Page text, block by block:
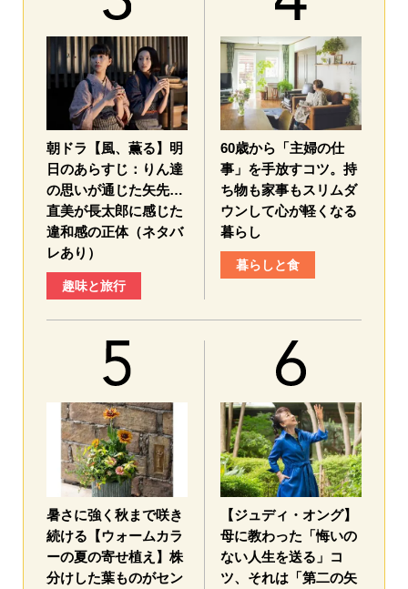
朝ドラ【風、薫る】明
日のあらすじ：​りん達
の思いが通じた矢先…
直美が長太郎に感じた
違和感の正体（ネタバ
レあり）
趣味と旅行
60歳から「主婦の仕
事」を手放すコツ。持
ち物も家事もスリムダ
ウンして心が軽くなる
暮らし
暮らしと食
暑さに強く秋まで咲き
続ける【ウォームカラ
ーの夏の寄せ植え】株
分けした葉ものがセン
【ジュディ・オング】
母に教わった「悔いの
ない人生を送る」コ
ツ、それは「第二の矢